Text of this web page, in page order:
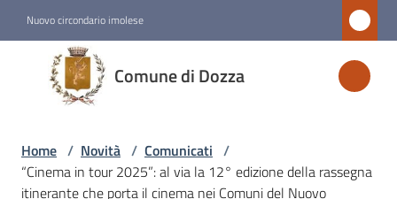
Nuovo circondario imolese
Comune di Dozza
Comune
di
Dozza
Amministrazione
Home / Novità / Comunicati /
“Cinema in tour 2025”: al via la 12° edizione della rassegna
itinerante che porta il cinema nei Comuni del Nuovo